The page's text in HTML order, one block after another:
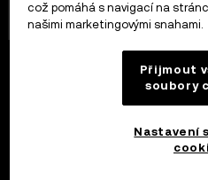
což pomáhá s navigací na
našimi marketingovými snahami.
Přijmout
soubory
Nastavení